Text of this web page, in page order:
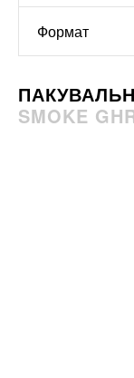
Формат
SMOKE